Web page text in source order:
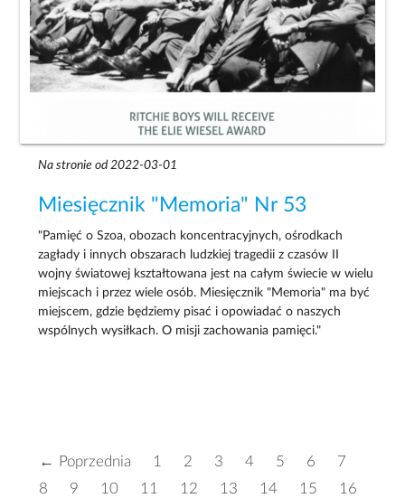
Na stronie od 2022-03-01
Miesięcznik "Memoria" Nr 53
"Pamięć o Szoa, obozach koncentracyjnych, ośrodkach
zagłady i innych obszarach ludzkiej tragedii z czasów II
wojny światowej kształtowana jest na całym świecie w wielu
miejscach i przez wiele osób. Miesięcznik "Memoria" ma być
miejscem, gdzie będziemy pisać i opowiadać o naszych
wspólnych wysiłkach. O misji zachowania pamięci."
← Poprzednia 1 2 3 4 5 6
7
8
9 10 11 12 13 14 15
16